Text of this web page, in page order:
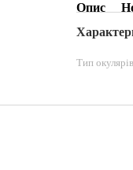
Опис
Тип окулярів